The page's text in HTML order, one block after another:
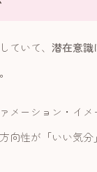
ていて、 潜在意識
。
メーション・イメ
向性が「いい気